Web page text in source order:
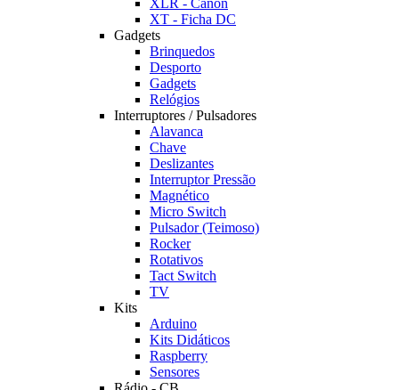
XLR - Canon
XT - Ficha DC
Gadgets
Brinquedos
Desporto
Gadgets
Relógios
Interruptores / Pulsadores
Alavanca
Chave
Deslizantes
Interruptor Pressão
Magnético
Micro Switch
Pulsador (Teimoso)
Rocker
Rotativos
Tact Switch
TV
Kits
Arduino
Kits Didáticos
Raspberry
Sensores